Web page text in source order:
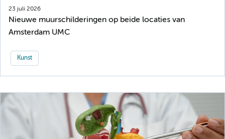
23 juli 2026
Nieuwe muurschilderingen op beide locaties van
Amsterdam UMC
Kunst